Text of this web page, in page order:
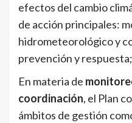
efectos del cambio
de acción principales:
hidrometeorológico y
prevención y
En materia de
coordinación, el Plan
ámbitos de gestión